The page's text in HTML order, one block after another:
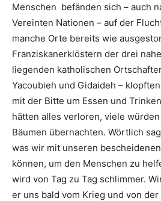
Menschen befänden sich – auch
Vereinten Nationen – auf der
manche Orte bereits wie
Franziskanerklöstern der drei
liegenden katholischen
Yacoubieh und Gidaideh –
mit der Bitte um Essen und
hätten alles verloren, viele
Bäumen übernachten. Wörtlich
was wir mit unseren
können, um den Menschen zu
wird von Tag zu Tag schlimmer.
er uns bald vom Krieg und von